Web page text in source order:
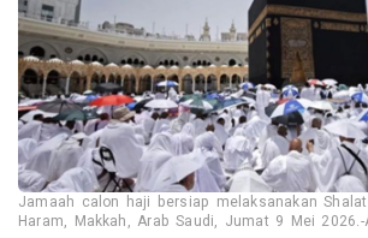
Jamaah calon haji bersiap melaksanakan
Haram, Makkah, Arab Saudi, Jumat 9 Mei 2026.-